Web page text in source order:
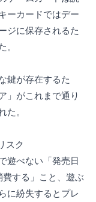
ーカードではデー
ジに保存されるた
鍵が存在するた
」がこれまで通り
。
スク
遊べない「発売日
費する」こと、遊ぶ
に紛失するとプレ